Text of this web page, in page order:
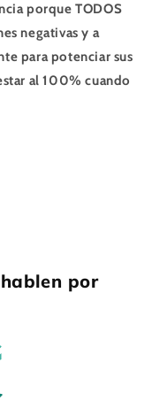
porque TODOS
negativas y a
para potenciar sus
al 100% cuando
por